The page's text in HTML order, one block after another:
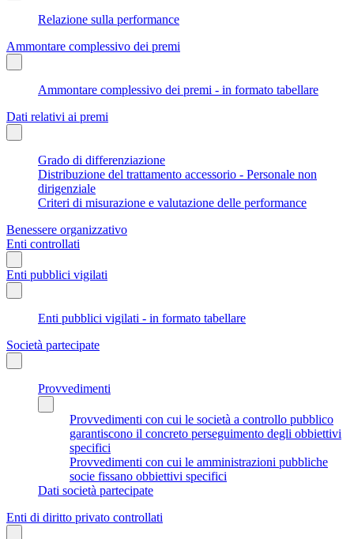
Relazione sulla performance
Ammontare complessivo dei premi
Ammontare complessivo dei premi - in formato tabellare
Dati relativi ai premi
Grado di differenziazione
Distribuzione del trattamento accessorio - Personale non
dirigenziale
Criteri di misurazione e valutazione delle performance
Benessere organizzativo
Enti controllati
Enti pubblici vigilati
Enti pubblici vigilati - in formato tabellare
Società partecipate
Provvedimenti
Provvedimenti con cui le società a controllo pubblico
garantiscono il concreto perseguimento degli obbiettivi
specifici
Provvedimenti con cui le amministrazioni pubbliche
socie fissano obbiettivi specifici
Dati società partecipate
Enti di diritto privato controllati